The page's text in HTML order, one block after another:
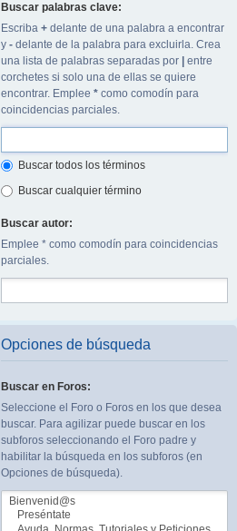
Buscar palabras clave:
Escriba + delante de una palabra a encontrar
y - delante de la palabra para excluirla. Crea
una lista de palabras separadas por
entre
corchetes si solo una de ellas se quiere
encontrar. Emplee * como comodín para
coincidencias parciales.
Buscar todos los términos
Buscar cualquier término
Buscar autor:
Emplee * como comodín para coincidencias
parciales.
Opciones de búsqueda
Buscar en Foros:
Seleccione el Foro o Foros en los que desea
buscar. Para agilizar puede buscar en los
subforos seleccionando el Foro padre y
habilitar la búsqueda en los subforos (en
Opciones de búsqueda).